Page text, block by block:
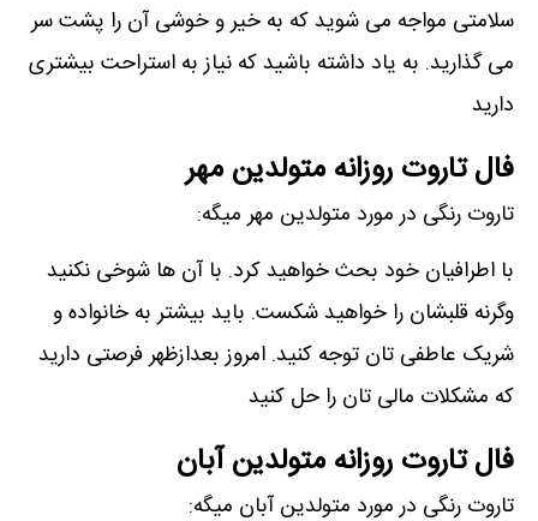
سلامتی مواجه می شوید که به خیر و خوشی آن را پشت سر
می گذارید. به یاد داشته باشید که نیاز به استراحت بیشتری
دارید
فال تاروت روزانه متولدین مهر
تاروت رنگی در مورد متولدین مهر میگه:
با اطرافیان خود بحث خواهید کرد. با آن ها شوخی نکنید
وگرنه قلبشان را خواهید شکست. باید بیشتر به خانواده و
شریک عاطفی تان توجه کنید. امروز بعدازظهر فرصتی دارید
که مشکلات مالی تان را حل کنید
فال تاروت روزانه متولدین آبان
تاروت رنگی در مورد متولدین آبان میگه: